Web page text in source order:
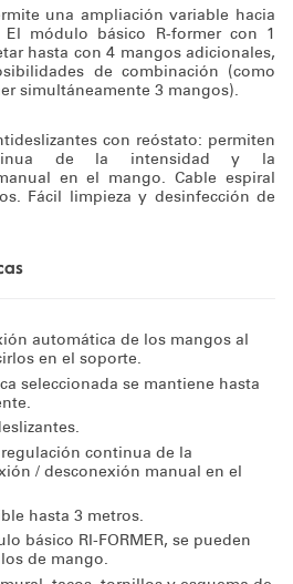
una ampliación variable hacia
módulo básico R-former con 1
hasta con 4 mangos adicionales,
de combinación (como
simultáneamente 3 mangos).
con reóstato: permiten
de la intensidad y la
en el mango. Cable espiral
Fácil limpieza y desinfección de
automática de los mangos al
en el soporte.
seleccionada se mantiene hasta
continua de la
/ desconexión manual en el
hasta 3 metros.
básico RI-FORMER, se pueden
de mango.